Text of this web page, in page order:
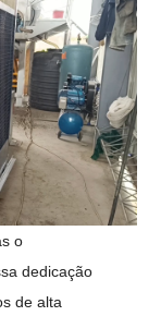
o
dedicação
de alta